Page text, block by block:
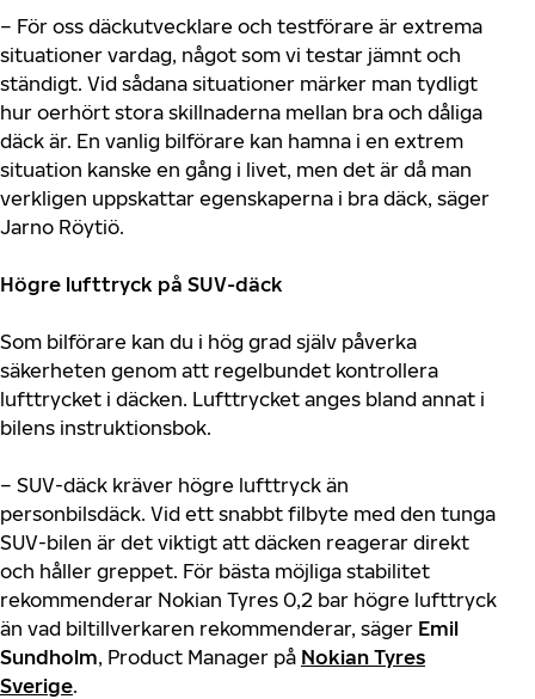
– För oss däckutvecklare och testförare är extrema
situationer vardag, något som vi testar jämnt och
ständigt. Vid sådana situationer märker man tydligt
hur oerhört stora skillnaderna mellan bra och dåliga
däck är. En vanlig bilförare kan hamna i en extrem
situation kanske en gång i livet, men det är då man
verkligen uppskattar egenskaperna i bra däck, säger
Jarno Röytiö.
Högre lufttryck på SUV-däck
Som bilförare kan du i hög grad själv påverka
säkerheten genom att regelbundet kontrollera
lufttrycket i däcken. Lufttrycket anges bland annat i
bilens instruktionsbok.
– SUV-däck kräver högre lufttryck än
personbilsdäck. Vid ett snabbt filbyte med den tunga
SUV-bilen är det viktigt att däcken reagerar direkt
och håller greppet. För bästa möjliga stabilitet
rekommenderar Nokian Tyres 0,2 bar högre lufttryck
än vad biltillverkaren rekommenderar, säger Emil
Sundholm, Product Manager på Nokian Tyres
Sverige.